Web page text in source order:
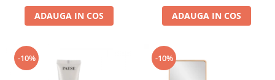
ADAUGA IN COS ADAUGA IN COS
-10% -10%